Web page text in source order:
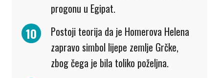
progonu u Egipat.
Postoji teorija da je Homerova Helena
zapravo simbol lijepe zemlje Grčke,
zbog čega je bila toliko poželjna.